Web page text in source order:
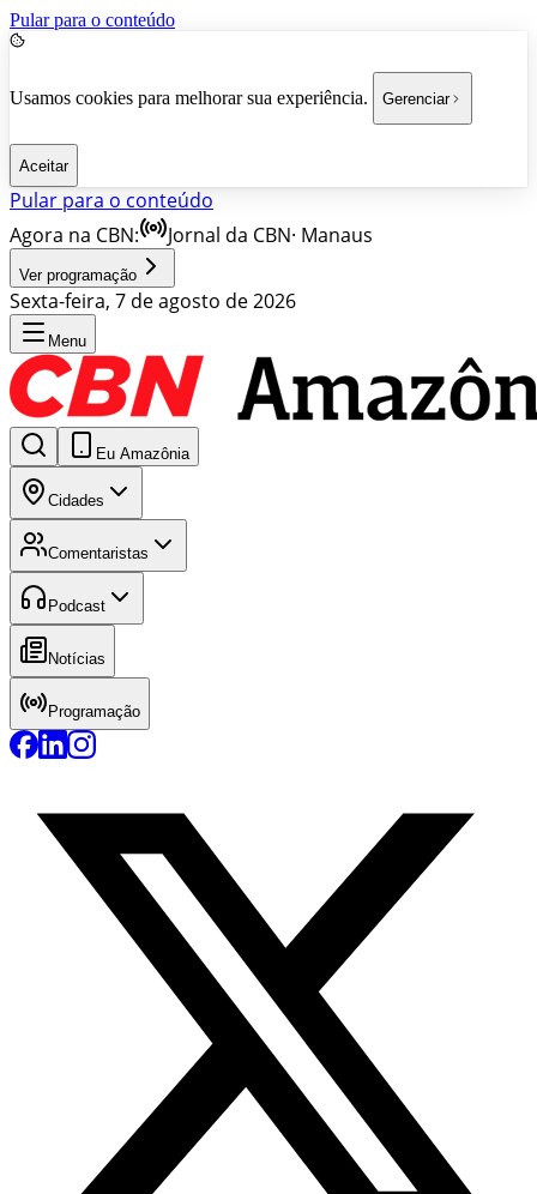
Pular para o conteúdo
Usamos cookies para melhorar sua experiência. Gerenciar
Aceitar
Pular para o conteúdo
Agora na CBN:
Jornal da CBN· Manaus
Ver programação
Sexta-feira, 7 de agosto de 2026
Menu
Eu Amazônia
Cidades
Comentaristas
Podcast
Notícias
Programação